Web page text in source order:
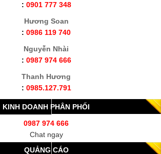
: 0901 777 348
Hương Soan
: 0986 119 740
Nguyễn Nhài
: 0987 974 666
Thanh Hương
: 0985.127.791
KINH DOANH PHÂN PHỐI
0987 974 666
Chat ngay
QUẢNG CÁO